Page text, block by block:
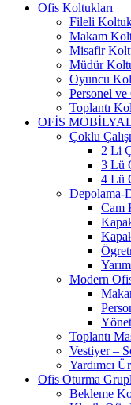
Ofis Koltukları
Fileli
Makam
Misafir
Müdür
Oyuncu
Personel ve
Toplantı
OFİS
Çoklu
2 Li
3 Lü
4 Lü
Depolama-
Cam
Modern
Toplantı
Vestiyer –
Yardımcı
Ofis Oturma
Bekleme